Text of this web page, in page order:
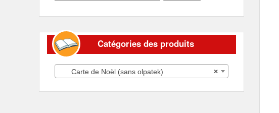
Catégories des produits
×
Carte de Noël (sans olpatek)